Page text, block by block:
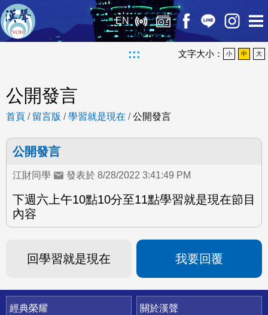
EN
::: 文字大小： 小 中 大
公開發言
首頁 / 留言版 /學習就是現在 /公開發言
公開發言
江財同學 發表於 8/28/2022 3:41:49 PM
下週六上午10點10分至11點學習就是現在節目
內容
回學習就是現在 我要回覆
快速連結
經典榮耀
關於漢聲